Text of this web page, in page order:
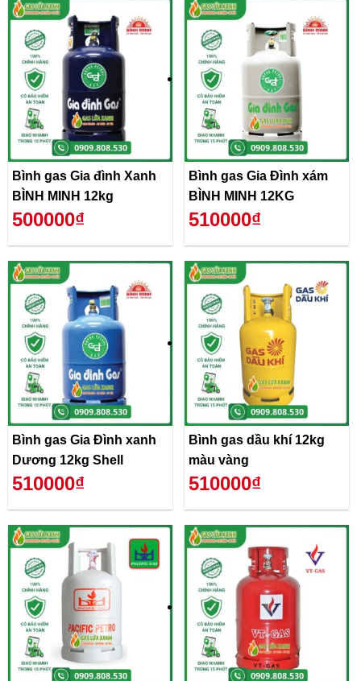
Bình gas Gia đình Xanh
BÌNH MINH 12kg
500000₫
Bình gas Gia Đình xám
BÌNH MINH 12KG
510000₫
Bình gas Gia Đình xanh
Dương 12kg Shell
510000₫
Bình gas dầu khí 12kg
màu vàng
510000₫